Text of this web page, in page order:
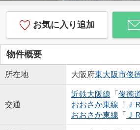
お気に入り追加
物件概要
所在地 大阪府東大阪市俊
交通
近鉄大阪線 「 俊徳
おおさか東線 「 Ｊ
おおさか東線 「 Ｊ